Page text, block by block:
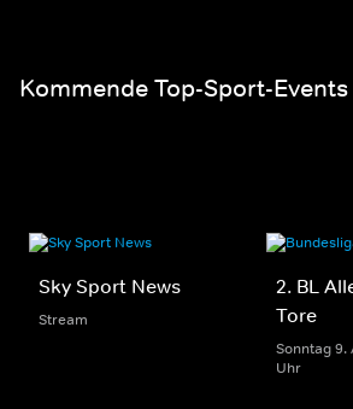
Kommende Top-Sport-Events
Sky Sport News
Stream
2. BL
Tore
Sonntag 9.
Uhr